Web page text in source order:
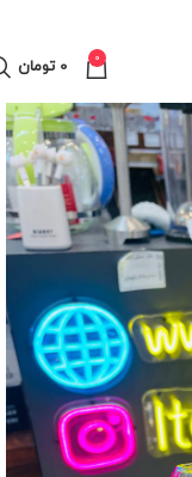
0
0 تومان